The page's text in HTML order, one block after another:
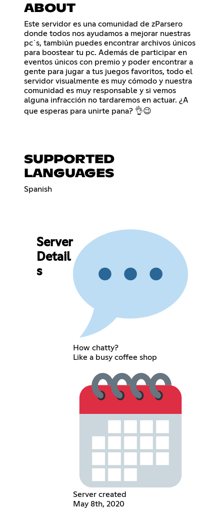
ABOUT
Este servidor es una comunidad de zParsero
donde todos nos ayudamos a mejorar nuestras
pc´s, tambiún puedes encontrar archivos únicos
para boostear tu pc. Además de participar en
eventos únicos con premio y poder encontrar a
gente para jugar a tus juegos favoritos, todo el
servidor visualmente es muy cómodo y nuestra
comunidad es muy responsable y si vemos
alguna infracción no tardaremos en actuar. ¿A
que esperas para unirte pana? 👌😉
SUPPORTED
LANGUAGES
Spanish
Server
Detail
s
How chatty?
Like a busy coffee shop
Server created
May 8th, 2020